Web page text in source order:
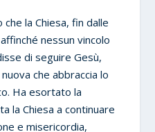
la Chiesa, fin dalle
nessun vincolo
di seguire Gesù,
che abbraccia lo
Ha esortato la
la Chiesa a continuare
e misericordia,